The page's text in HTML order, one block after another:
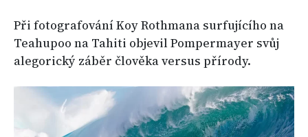
Při fotografování Koy Rothmana surfujícího na
Teahupoo na Tahiti objevil Pompermayer svůj
alegorický záběr člověka versus přírody.